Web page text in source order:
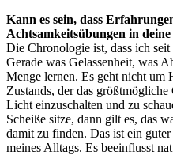
Kann es sein, dass
Achtsamkeitsübungen in
Die Chronologie ist, dass ich
Gerade was Gelassenheit, was
Menge lernen. Es geht nicht um
Zustands, der das
Licht einzuschalten und zu
Scheiße sitze, dann gilt es, das
damit zu finden. Das ist ein
meines Alltags. Es beeinflusst